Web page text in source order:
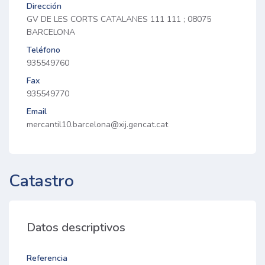
Dirección
GV DE LES CORTS CATALANES 111 111 ; 08075
BARCELONA
Teléfono
935549760
Fax
935549770
Email
mercantil10.barcelona@xij.gencat.cat
Catastro
Datos descriptivos
Referencia